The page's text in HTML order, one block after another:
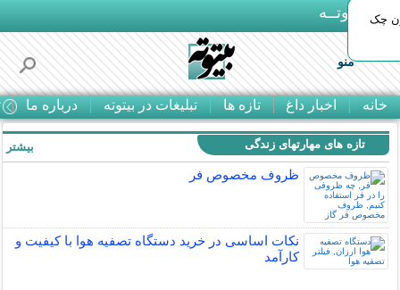
بـیتوتــه
منو
خانه اخبار داغ تازه ها تبلیغات در بیتوته درباره ما
چک
تازه های مهارتهای زندگی
ظروف مخصوص فر
نکات اساسی در خرید دستگاه تصفیه هوا با کیفیت و
کارآمد
بیشتر